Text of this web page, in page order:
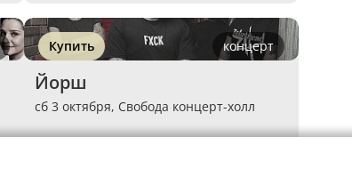
Купить концерт
Йорш
сб 3 октября, Свобода концерт-холл